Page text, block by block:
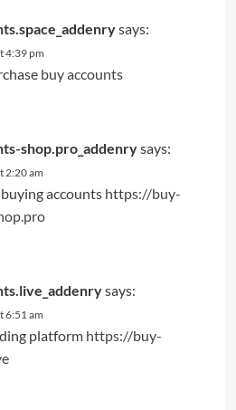
says:
4:39 pm
buy accounts
shop.pro_addenrysays:
2:20 am
accounts https://buy-
says:
6:51 am
platform https://buy-